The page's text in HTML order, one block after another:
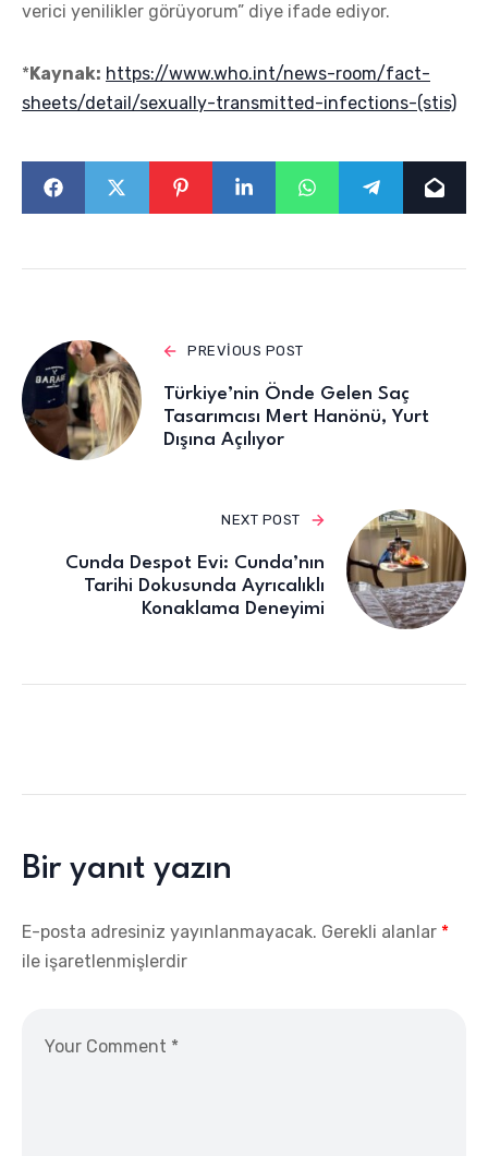
verici yenilikler görüyorum” diye ifade ediyor.
*Kaynak: https://www.who.int/news-room/fact-
sheets/detail/sexually-transmitted-infections-(stis)
PREVIOUS POST
Türkiye’nin Önde Gelen Saç
Tasarımcısı Mert Hanönü, Yurt
Dışına Açılıyor
NEXT POST
Cunda Despot Evi: Cunda’nın
Tarihi Dokusunda Ayrıcalıklı
Konaklama Deneyimi
Bir yanıt yazın
E-posta adresiniz yayınlanmayacak. Gerekli alanlar *
ile işaretlenmişlerdir